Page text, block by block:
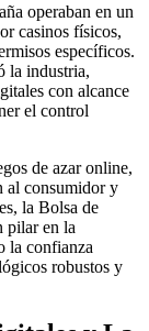
operaban en un
casinos físicos,
específicos.
la industria,
con alcance
el control
de azar online,
al consumidor y
la Bolsa de
pilar en la
la confianza
robustos y